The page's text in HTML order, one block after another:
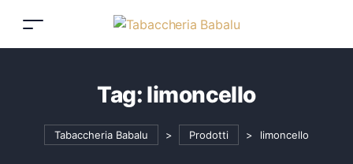
Tag: limoncello
Tabaccheria Babalu > Prodotti > limoncello